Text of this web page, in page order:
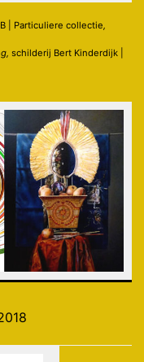
| Particuliere collectie
schilderij Bert Kinderdijk |